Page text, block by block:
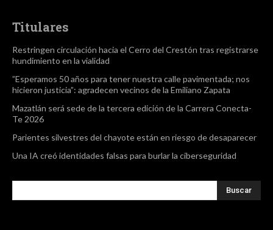
Titulares
Restringen circulación hacia el Cerro del Crestón tras registrarse
hundimiento en la vialidad
”Esperamos 50 años para tener nuestra calle pavimentada; nos
hicieron justicia”: agradecen vecinos de la Emiliano Zapata
Mazatlán será sede de la tercera edición de la Carrera Conecta-
Te 2026
Parientes silvestres del chayote están en riesgo de desaparecer
Una IA creó identidades falsas para burlar la ciberseguridad
Buscar